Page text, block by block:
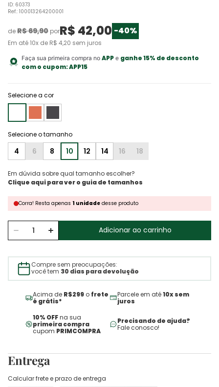
ID: 60373
Ref.: 100013264200001
deR$69,90 porR$ 42,00 -40%
Em até10x de R$ 4,20 sem juros
Faça sua primeira compra no APPe ganhe 15% de desconto
com o cupom:APP15
Selecione a cor
4 6 8 10 12 14 16 18
Em dúvida sobre qual tamanho escolher?
Corra! Resta apenas 1 unidade desse produto
Adicionar ao carrinho
Compre sem preocupações:
você tem 30 dias para devolução
Acima de R$299 o frete
é grátis*
Parcele em até10x sem
juros
10% OFFna sua
primeira compra
cupom PRIMCOMPRA
Precisando de ajuda?
Fale conosco!
Entrega
Calcular frete e prazo de entrega